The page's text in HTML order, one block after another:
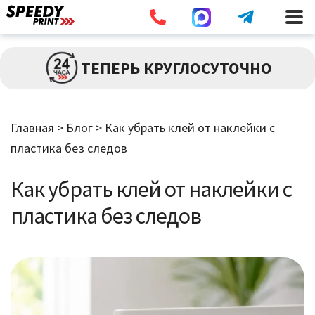
ПЕЧАТЬ
РАСХОДНИКИ
ДОСТАВКА
ТЕПЕРЬ КРУГЛОСУТОЧНО
Главная > Блог > Как убрать клей от наклейки с
пластика без следов
Как убрать клей от наклейки с
пластика без следов